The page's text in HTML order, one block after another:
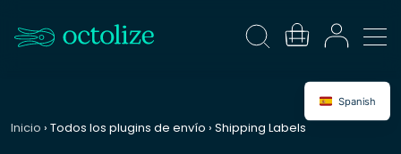
Inicio › Todos los plugins de envío › Shipping Labels
Spanish